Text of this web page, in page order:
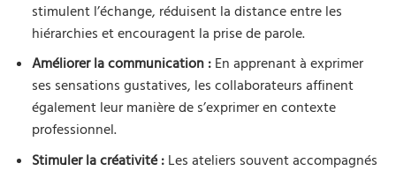
stimulent l’échange, réduisent la distance entre les
hiérarchies et encouragent la prise de parole.
Améliorer la communication :En apprenant à exprimer
ses sensations gustatives, les collaborateurs affinent
également leur manière de s’exprimer en contexte
professionnel.
Stimuler la créativité :Les ateliers souvent accompagnés